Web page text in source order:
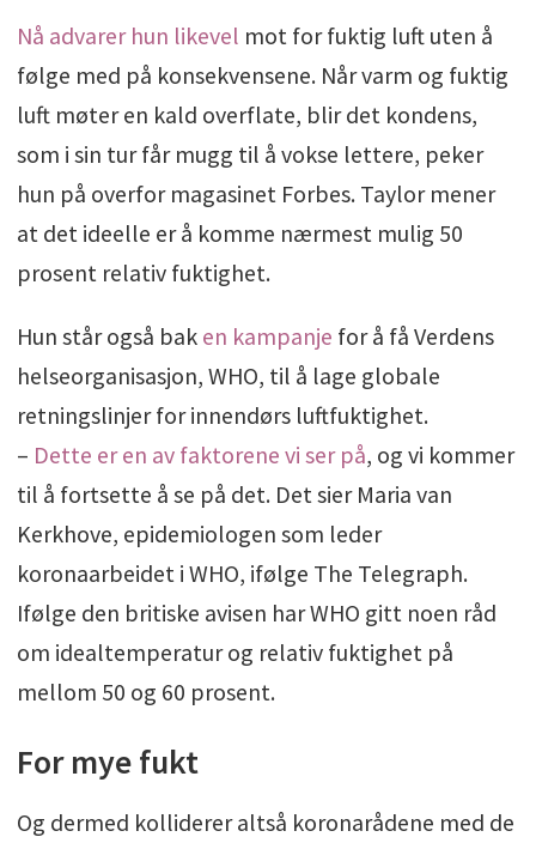
Nå advarer hun likevel mot for fuktig luft uten å
følge med på konsekvensene. Når varm og fuktig
luft møter en kald overflate, blir det kondens,
som i sin tur får mugg til å vokse lettere, peker
hun på overfor magasinet Forbes. Taylor mener
at det ideelle er å komme nærmest mulig 50
prosent relativ fuktighet.
Hun står også bak en kampanje for å få Verdens
helseorganisasjon, WHO, til å lage globale
retningslinjer for innendørs luftfuktighet.
– Dette er en av faktorene vi ser på, og vi kommer
til å fortsette å se på det. Det sier Maria van
Kerkhove, epidemiologen som leder
koronaarbeidet i WHO, ifølge The Telegraph.
Ifølge den britiske avisen har WHO gitt noen råd
om idealtemperatur og relativ fuktighet på
mellom 50 og 60 prosent.
For mye fukt
Og dermed kolliderer altså koronarådene med de